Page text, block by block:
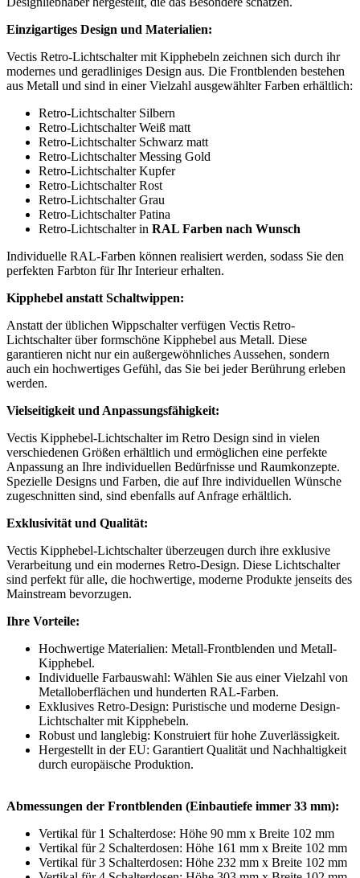
Einzigartiges Design und Materialien:
Vectis Retro-Lichtschalter mit Kipphebeln zeichnen sich durch ihr
modernes und geradliniges Design aus. Die Frontblenden bestehen
aus Metall und sind in einer Vielzahl ausgewählter Farben erhältlich:
Retro-Lichtschalter Silbern
Retro-Lichtschalter Weiß matt
Retro-Lichtschalter Schwarz matt
Retro-Lichtschalter Messing Gold
Retro-Lichtschalter Kupfer
Retro-Lichtschalter Rost
Retro-Lichtschalter Grau
Retro-Lichtschalter Patina
Retro-Lichtschalter in RAL Farben nach Wunsch
Individuelle RAL-Farben können realisiert werden, sodass Sie den
perfekten Farbton für Ihr Interieur erhalten.
Kipphebel anstatt Schaltwippen:
Anstatt der üblichen Wippschalter verfügen Vectis Retro-
Lichtschalter über formschöne Kipphebel aus Metall. Diese
garantieren nicht nur ein außergewöhnliches Aussehen, sondern
auch ein hochwertiges Gefühl, das Sie bei jeder Berührung erleben
werden.
Vielseitigkeit und Anpassungsfähigkeit:
Vectis Kipphebel-Lichtschalter im Retro Design sind in vielen
verschiedenen Größen erhältlich und ermöglichen eine perfekte
Anpassung an Ihre individuellen Bedürfnisse und Raumkonzepte.
Spezielle Designs und Farben, die auf Ihre individuellen Wünsche
zugeschnitten sind, sind ebenfalls auf Anfrage erhältlich.
Exklusivität und Qualität:
Vectis Kipphebel-Lichtschalter überzeugen durch ihre exklusive
Verarbeitung und ein modernes Retro-Design. Diese Lichtschalter
sind perfekt für alle, die hochwertige, moderne Produkte jenseits des
Mainstream bevorzugen.
Ihre Vorteile:
Hochwertige Materialien: Metall-Frontblenden und Metall-
Kipphebel.
Individuelle Farbauswahl: Wählen Sie aus einer Vielzahl von
Metalloberflächen und hunderten RAL-Farben.
Exklusives Retro-Design: Puristische und moderne Design-
Lichtschalter mit Kipphebeln.
Robust und langlebig: Konstruiert für hohe Zuverlässigkeit.
Hergestellt in der EU: Garantiert Qualität und Nachhaltigkeit
durch europäische Produktion.
Abmessungen der Frontblenden (Einbautiefe immer 33 mm):
Vertikal für 1 Schalterdose: Höhe 90 mm x Breite 102 mm
Vertikal für 2 Schalterdosen: Höhe 161 mm x Breite 102 mm
Vertikal für 3 Schalterdosen: Höhe 232 mm x Breite 102 mm